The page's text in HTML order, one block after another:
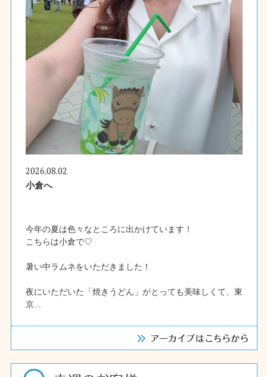
2026.08.02
小倉へ
今年の夏は色々なところに出かけています！
こちらは小倉で♡
暑い中ラムネをいただきました！
夜にいただいた「焼きうどん」がとっても美味しくて、東
京...